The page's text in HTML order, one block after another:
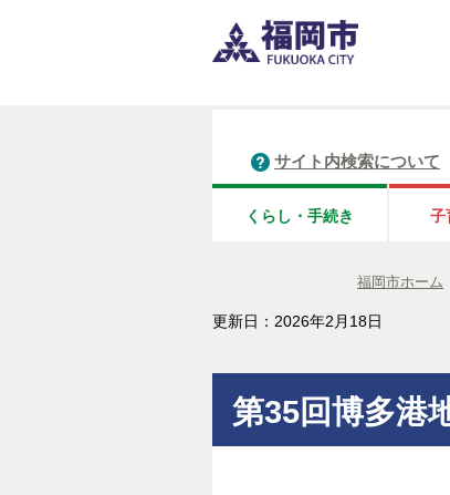
サイト内検索について
くらし・手続き 子
福岡市ホーム
更新日：2026年2月18日
第35回博多港